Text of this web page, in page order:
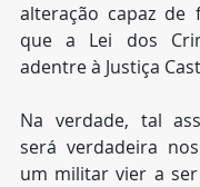
alteração capaz de
que a Lei dos
adentre à Justiça
Na verdade, tal
será verdadeira
um militar vier a